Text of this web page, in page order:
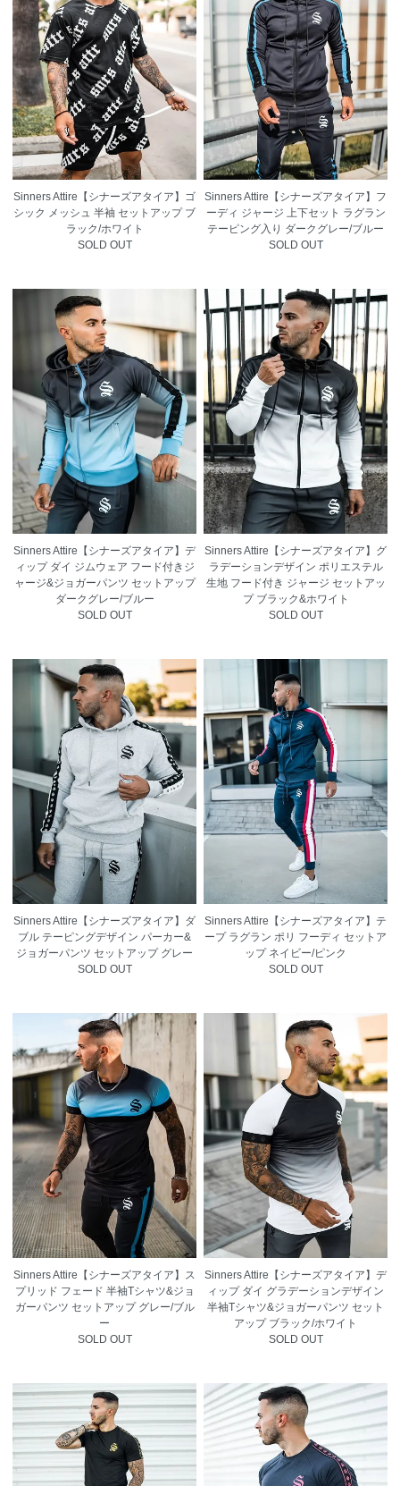
Sinners Attire【シナーズアタイア】ゴ
シック メッシュ 半袖 セットアップ ブ
ラック/ホワイト
SOLD OUT
Sinners Attire【シナーズアタイア】フ
ーディ ジャージ 上下セット ラグラン
テーピング入り ダークグレー/ブルー
SOLD OUT
Sinners Attire【シナーズアタイア】デ
ィップ ダイ ジムウェア フード付きジ
ャージ&ジョガーパンツ セットアップ
ダークグレー/ブルー
SOLD OUT
Sinners Attire【シナーズアタイア】グ
ラデーションデザイン ポリエステル
生地 フード付き ジャージ セットアッ
プ ブラック&ホワイト
SOLD OUT
Sinners Attire【シナーズアタイア】ダ
ブル テーピングデザイン パーカー&
ジョガーパンツ セットアップ グレー
SOLD OUT
Sinners Attire【シナーズアタイア】テ
ープ ラグラン ポリ フーディ セットア
ップ ネイビー/ピンク
SOLD OUT
Sinners Attire【シナーズアタイア】ス
プリッド フェード 半袖Tシャツ&ジョ
ガーパンツ セットアップ グレー/ブル
ー
SOLD OUT
Sinners Attire【シナーズアタイア】デ
ィップ ダイ グラデーションデザイン
半袖Tシャツ&ジョガーパンツ セット
アップ ブラック/ホワイト
SOLD OUT